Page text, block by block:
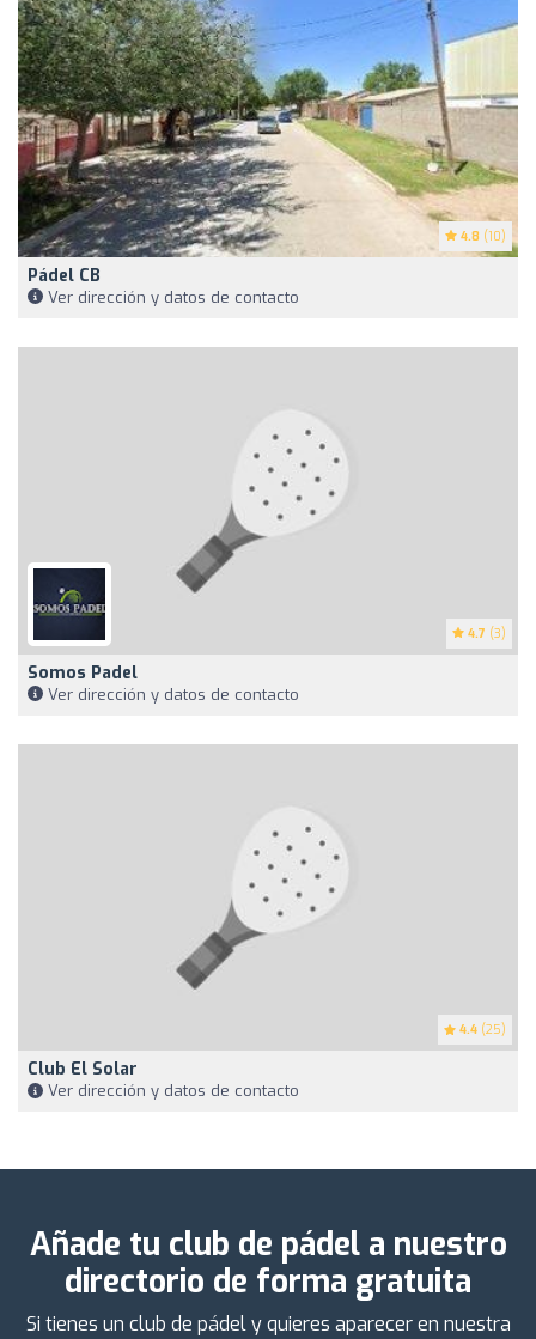
4.8 (10)
Pádel CB
Ver dirección y datos de contacto
4.7 (3)
Somos Padel
Ver dirección y datos de contacto
4.4 (25)
Club El Solar
Ver dirección y datos de contacto
Añade tu club de pádel a nuestro
directorio de forma gratuita
Si tienes un club de pádel y quieres aparecer en nuestra